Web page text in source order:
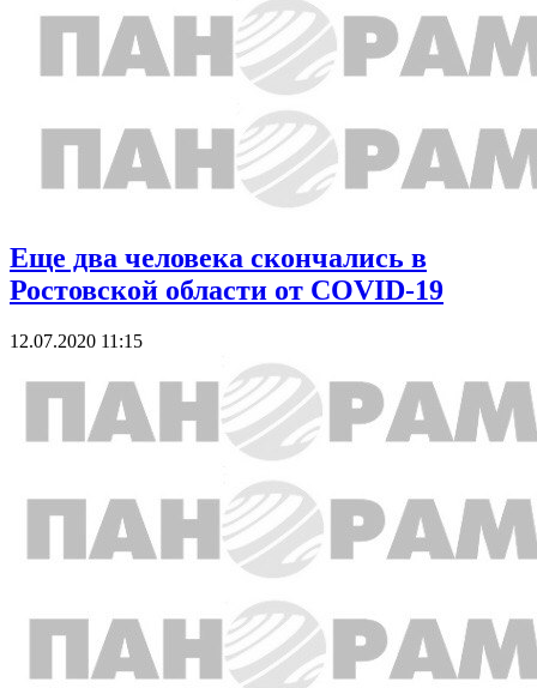
Еще два человека скончались в
Ростовской области от COVID-19
12.07.2020 11:15